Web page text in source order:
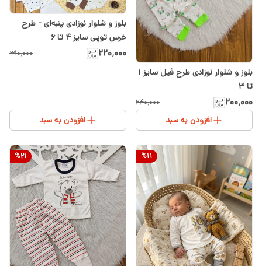
بلوز و شلوار نوزادی طرح فیل سایز ۱
تا ۳
۲۰۰٬۰۰۰ ۲۴۰٬۰۰۰
افزودن به سبد
بلوز و شلوار نوزادی پنبه‌ای - طرح
خرس توپی سایز ۴ تا ۶
۲۲۰٬۰۰۰ ۳۱۰٬۰۰۰
افزودن به سبد
%11
%21